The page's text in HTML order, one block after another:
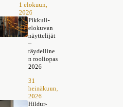
1 elokuun,
2026
Pikkuli-
elokuvan
näyttelijät
–
täydelline
n rooliopas
2026
31
heinäkuun,
2026
Hildur-